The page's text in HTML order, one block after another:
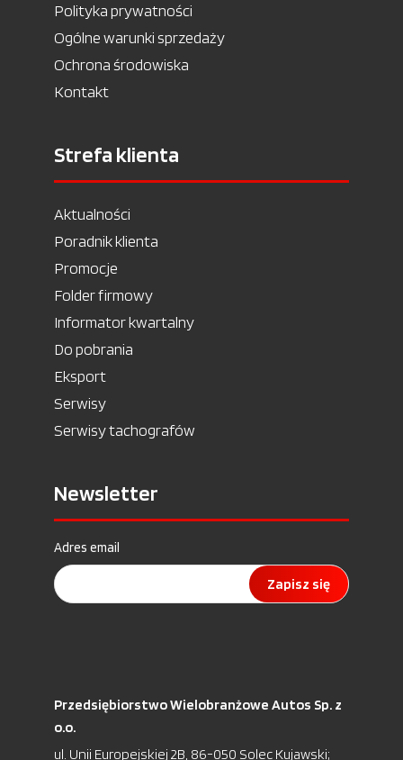
Polityka prywatności
Ogólne warunki sprzedaży
Ochrona środowiska
Kontakt
Strefa klienta
Aktualności
Poradnik klienta
Promocje
Folder firmowy
Informator kwartalny
Do pobrania
Eksport
Serwisy
Serwisy tachografów
Newsletter
Adres email
Zapisz się
Przedsiębiorstwo Wielobranżowe Autos Sp. z
o.o.
ul. Unii Europejskiej 2B, 86-050 Solec Kujawski;